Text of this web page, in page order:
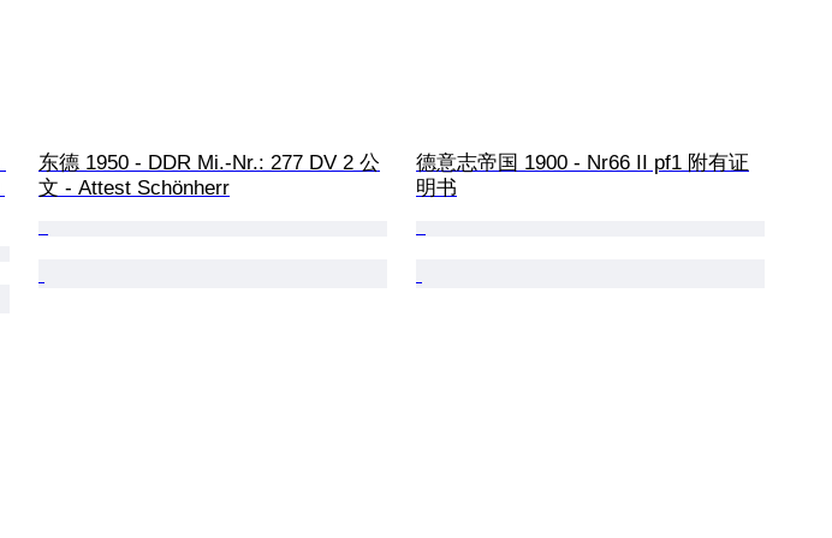
东德 1950 - DDR Mi.-Nr.: 277 DV 2 公
文 - Attest Schönherr
德意志帝国 1900 - Nr66 II pf1 附有证
明书